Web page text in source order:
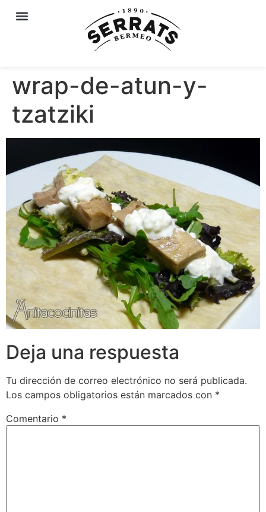
wrap-de-atun-y-
tzatziki
Deja una respuesta
Tu dirección de correo electrónico no será publicada.
Los campos obligatorios están marcados con *
Comentario *